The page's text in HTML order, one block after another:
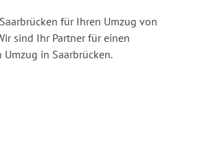
für Ihren Umzug von
sind Ihr Partner für einen
in Saarbrücken.